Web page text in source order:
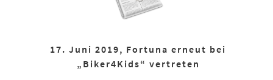
17. Juni 2019, Fortuna erneut bei
„Biker4Kids“ vertreten